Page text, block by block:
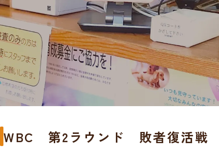
WBC 第2ラウンド 敗者復活戦